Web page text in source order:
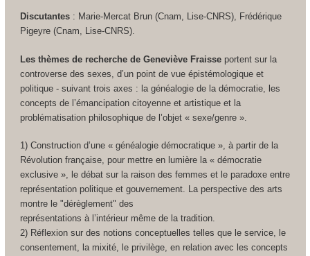
Discutantes: Marie-Mercat Brun (Cnam, Lise-CNRS), Frédérique
Pigeyre (Cnam, Lise-CNRS).
Les thèmes de recherche de Geneviève Fraisseportent sur la
controverse des sexes, d’un point de vue épistémologique et
politique - suivant trois axes : la généalogie de la démocratie, les
concepts de l’émancipation citoyenne et artistique et la
problématisation philosophique de l’objet « sexe/genre ».
1) Construction d’une « généalogie démocratique », à partir de la
Révolution française, pour mettre en lumière la « démocratie
exclusive », le débat sur la raison des femmes et le paradoxe entre
représentation politique et gouvernement. La perspective des arts
montre le "dérèglement" des
représentations à l’intérieur même de la tradition.
2) Réflexion sur des notions conceptuelles telles que le service, le
consentement, la mixité, le privilège, en relation avec les concepts